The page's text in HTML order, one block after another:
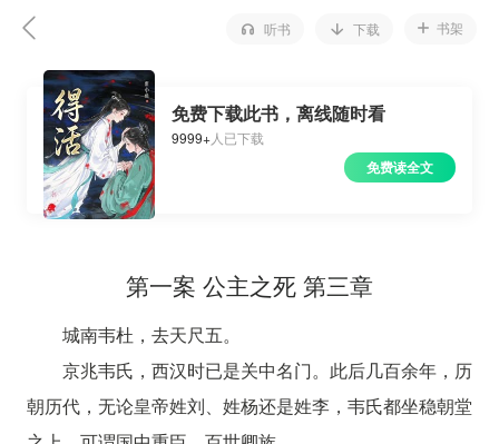
听书 下载 书架
免费下载此书，离线随时看
9999+人已下载
免费读全文
第一案 公主之死 第三章
城南韦杜，去天尺五。
京兆韦氏，西汉时已是关中名门。此后几百余年，历
朝历代，无论皇帝姓刘、姓杨还是姓李，韦氏都坐稳朝堂